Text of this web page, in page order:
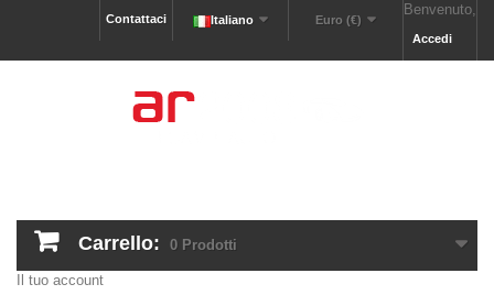
Benvenuto,
Accedi
Euro (€)
Italiano
Contattaci
Carrello: 0 Prodotti
Il tuo account